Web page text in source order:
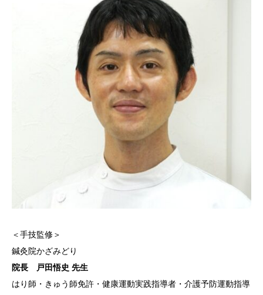
＜手技監修＞
鍼灸院かざみどり
院長 戸田悟史 先生
はり師・きゅう師免許・健康運動実践指導者・介護予防運動指導